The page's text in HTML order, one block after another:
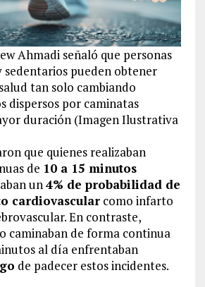
Ahmadi señaló que personas
sedentarios pueden obtener
tan solo cambiando
dispersos por caminatas
duración (Imagen Ilustrativa
que quienes realizaban
de 10 a 15 minutos
un4% de probabilidad de
cardiovascularcomo infarto
En contraste,
caminaban de forma continua
al día enfrentaban
de padecer estos incidentes.